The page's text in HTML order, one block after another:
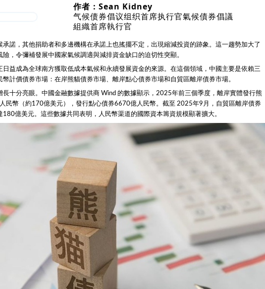
作者： Sean Kidney
气候债券倡议组织首席执行官氣候債券倡議
組織首席執行官
承諾，其他捐助者和多邊機構在承諾上也搖擺不定，出現縮減投資的跡象。這一趨勢加大了
險，令彌補發展中國家氣候調適與減排資金缺口的迫切性突顯。
日益成為全球南方獲取低成本氣候和永續發展資金的來源。在這個領域，中國主要是依賴三
幣計價債券市場：在岸熊貓債券市場、離岸點心債券市場和自貿區離岸債券市場。
長十分亮眼。中國金融數據提供商 Wind 的數據顯示，2025年前三個季度，離岸實體發行熊
民幣（約170億美元），發行點心債券6670億人民幣。截至 2025年9月，自貿區離岸債券
180億美元。這些數據共同表明，人民幣渠道的國際資本籌資規模顯著擴大。